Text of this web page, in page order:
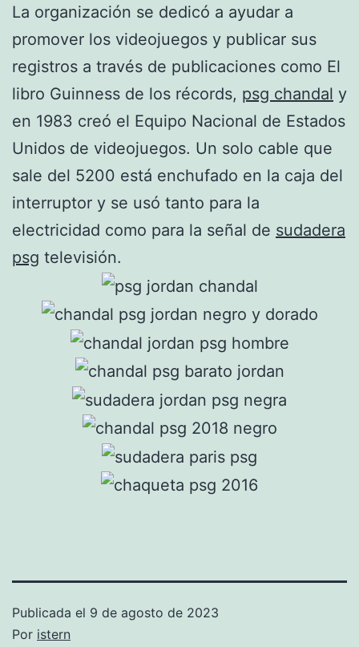
La organización se dedicó a ayudar a
promover los videojuegos y publicar sus
registros a través de publicaciones como El
libro Guinness de los récords, psg chandal y
en 1983 creó el Equipo Nacional de Estados
Unidos de videojuegos. Un solo cable que
sale del 5200 está enchufado en la caja del
interruptor y se usó tanto para la
electricidad como para la señal de sudadera
psg televisión.
Publicada el 9 de agosto de 2023
Por istern